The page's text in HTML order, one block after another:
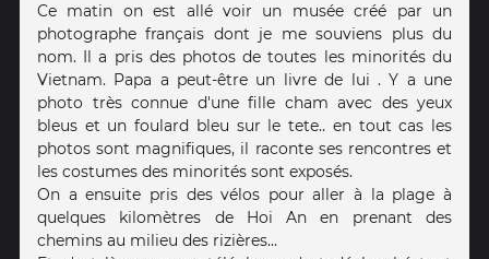
Ce matin on est allé voir un musée créé par un
photographe français dont je me souviens plus du
nom. Il a pris des photos de toutes les minorités du
Vietnam. Papa a peut-être un livre de lui . Y a une
photo très connue d'une fille cham avec des yeux
bleus et un foulard bleu sur le tete.. en tout cas les
photos sont magnifiques, il raconte ses rencontres et
les costumes des minorités sont exposés.
On a ensuite pris des vélos pour aller à la plage à
quelques kilomètres de Hoi An en prenant des
chemins au milieu des rizières...